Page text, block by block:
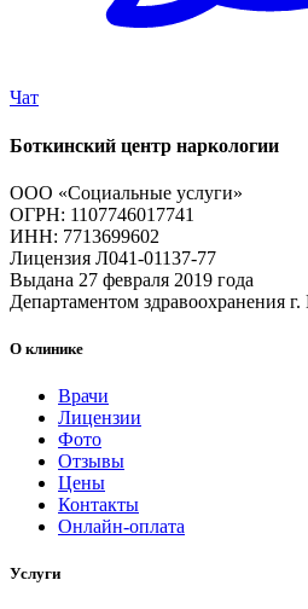
Чат
Боткинский центр наркологии
ООО «Социальные услуги»
ОГРН: 1107746017741
ИНН: 7713699602
Лицензия Л041-01137-77
Выдана 27 февраля 2019 года
Департаментом здравоохранения
О клинике
Врачи
Лицензии
Фото
Отзывы
Цены
Контакты
Онлайн-оплата
Услуги